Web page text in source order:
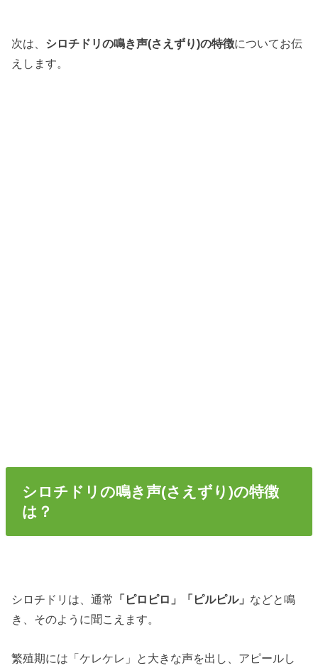
次は、 シロチドリの鳴き声(さえずり)の特徴についてお伝
えします。
シロチドリの鳴き声(さえずり)の特徴
は？
シロチドリは、通常 「ピロピロ」「ピルピル」 などと鳴
き、そのように聞こえます。
繁殖期には「ケレケレ」と大きな声を出し、アピールし